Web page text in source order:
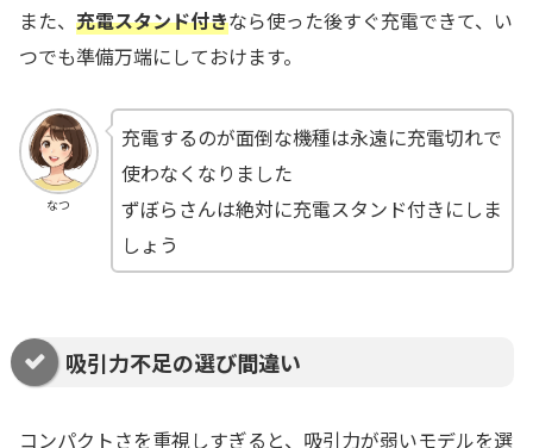
また、 充電スタンド付きなら使った後すぐ充電できて、い
つでも準備万端にしておけます。
なつ
充電するのが面倒な機種は永遠に充電切れで
使わなくなりました
ずぼらさんは絶対に充電スタンド付きにしま
しょう
吸引力不足の選び間違い
コンパクトさを重視しすぎると、吸引力が弱いモデルを選